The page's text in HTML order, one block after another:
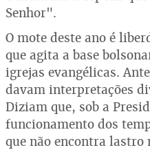
Senhor".
O mote deste ano é
que agita a base
igrejas evangélicas.
davam interpretações
Diziam que, sob a
funcionamento dos
que não encontra lastro